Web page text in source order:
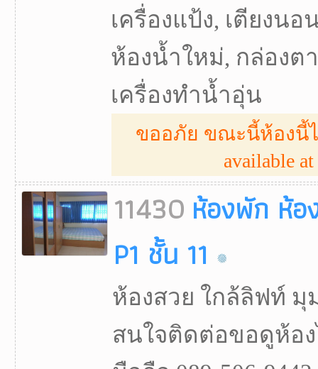
เครื่องแป้ง, เตียงน
ห้องน้ำใหม่, กล่องต
เครื่องทำน้ำอุ่น
ขออภัย ขณะนี้ห้องนี้ไ
available
11430 ห้องพัก ห้อ
P1 ชั้น 11
ห้องสวย ใกล้ลิฟท์
สนใจติดต่อขอดูห้อ